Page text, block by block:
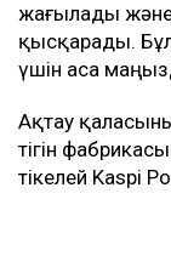
жағылады және
қысқарады.
үшін аса
Ақтау
тігін
тікелей Kaspi